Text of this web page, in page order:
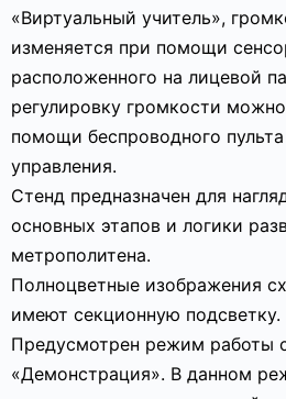
«Виртуальный учитель»,
изменяется при помощи
расположенного на лицевой
регулировку громкости
помощи беспроводного
управления.
Стенд предназначен для
основных этапов и логики
метрополитена.
Полноцветные изображения
имеют секционную подсветку.
Предусмотрен режим работы
«Демонстрация». В данном